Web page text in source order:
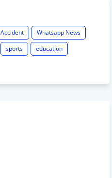
Accident
Whatsapp News
sports
education